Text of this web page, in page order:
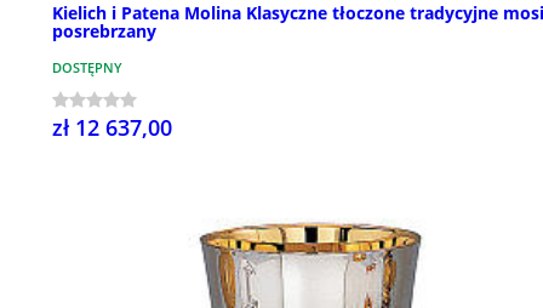
Kielich i Patena Molina Klasyczne tłoczone tradycyjne
posrebrzany
DOSTĘPNY
zł 12 637,00